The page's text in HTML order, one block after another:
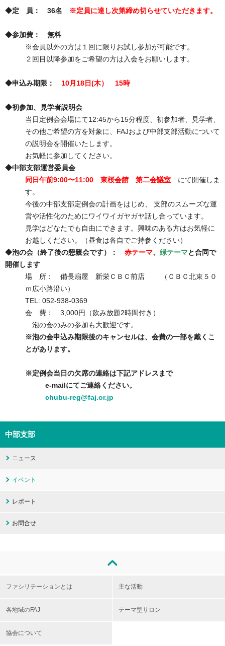
◆定 員： 36名 ※定員に達し次第締め切らせていただきます。
◆参加費： 無料
※会員以外の方は１回に限りお試し参加が可能です。
２回目以降参加をご希望の方は入会をお願いします。
◆申込み期限： 10月18日(木） 15時
◆初参加、見学者説明会
当日定例会会場にて12:45から15分程度、初参加者、見学者、
その他ご希望の方を対象に、FAJおよび中部支部活動について
の説明会を開催いたします。
お気軽に参加してください。
◆中部支部運営委員会
同日午前9:00〜11:00 東桜会館 第二会議室 にて開催しま
す。
今後の中部支部定例会の計画をはじめ、 支部のスムーズな運
営や活性化のためにワイワイガヤガヤ話し合っています。
見学はどなたでも自由にできます。興味のある方はお気軽に
お越しください。（昼食は各自でご持参ください）
◆泡の会（終了後の懇親会です）： 赤テーマ、 緑テーマと合同で
開催します
場 所： 備長扇屋 新栄ＣＢＣ前店 （ＣＢＣ北東５０
ｍ広小路沿い）
TEL: 052-938-0369
会 費： 3,000円（飲み放題2時間付き）
泡の会のみの参加も大歓迎です。
※泡の会申込み期限後のキャンセルは、会費の一部を戴くこ
とがあります。
※定例会当日の欠席の連絡は下記アドレスまで
e-mailにてご連絡ください。
chubu-reg@faj.or.jp
中部支部
ニュース
イベント
レポート
お問合せ
ファシリテーションとは 主な活動
各地域のFAJ テーマ型サロン
協会について